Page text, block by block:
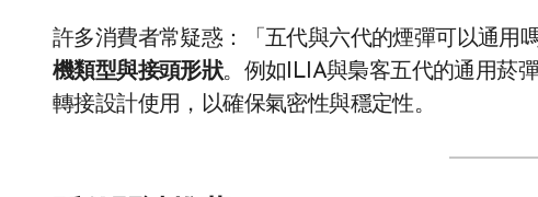
許多消費者常疑惑：「五代與六代的煙彈可以通用
機類型與接頭形狀。例如ILIA與梟客五代的通用菸
轉接設計使用，以確保氣密性與穩定性。